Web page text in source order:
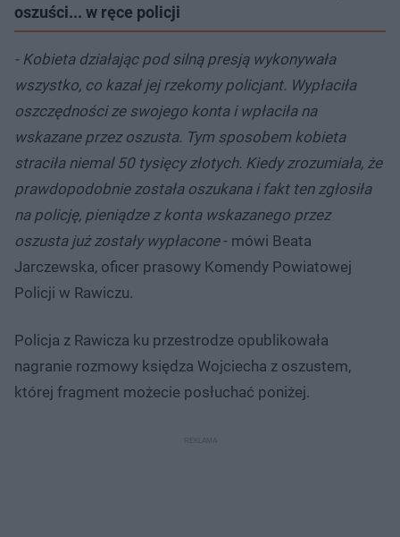
oszuści... w ręce policji
- Kobieta działając pod silną presją wykonywała
wszystko, co kazał jej rzekomy policjant. Wypłaciła
oszczędności ze swojego konta i wpłaciła na
wskazane przez oszusta. Tym sposobem kobieta
straciła niemal 50 tysięcy złotych. Kiedy zrozumiała, że
prawdopodobnie została oszukana i fakt ten zgłosiła
na policję, pieniądze z konta wskazanego przez
oszusta już zostały wypłacone- mówi Beata
Jarczewska, oficer prasowy Komendy Powiatowej
Policji w Rawiczu.
Policja z Rawicza ku przestrodze opublikowała
nagranie rozmowy księdza Wojciecha z oszustem,
której fragment możecie posłuchać poniżej.